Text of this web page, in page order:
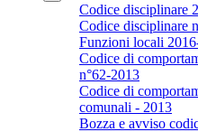
Codice disciplinare
Codice disciplinare
Funzioni locali
Codice di
n°62-2013
Codice di
comunali - 2013
Bozza e avviso